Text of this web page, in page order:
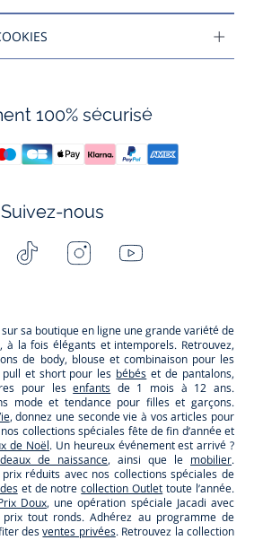
100% sécurisé
Suivez-nous
Tiktok InstagramYoutube
sur sa boutique en ligne une grande variété de
, à la fois élégants et intemporels. Retrouvez,
de body, blouse et combinaison pour les
et short pour les bébés et de pantalons,
pour lesenfants de 1 mois à 12 ans.
mode et tendance pour filles et garçons.
, donnez une seconde vie à vos articles pour
collections spéciales fête de fin d’année et
de Noël. Un heureux événement est arrivé ?
de naissance, ainsi que le mobilier.
réduits avec nos collections spéciales de
et de notrecollection Outlet toute l’année.
Doux, une opération spéciale Jacadi avec
tout ronds. Adhérez au programme de
desventes privées. Retrouvez la collection